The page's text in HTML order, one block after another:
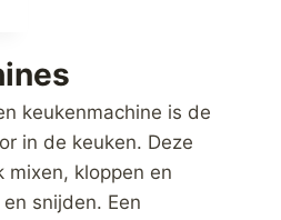
keukenmachine is de
in de keuken. Deze
mixen, kloppen en
snijden. Een